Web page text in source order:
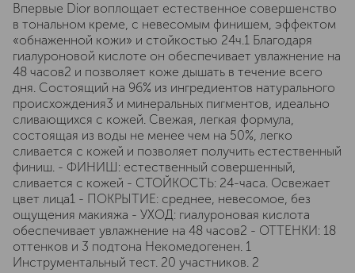
Впервые Dior воплощает естественное совершенство
в тональном креме, с невесомым финишем, эффектом
«обнаженной кожи» и стойкостью 24ч.1 Благодаря
гиалуроновой кислоте он обеспечивает увлажнение на
48 часов2 и позволяет коже дышать в течение всего
дня. Состоящий на 96% из ингредиентов натурального
происхождения3 и минеральных пигментов, идеально
сливающихся с кожей. Свежая, легкая формула,
состоящая из воды не менее чем на 50%, легко
сливается с кожей и позволяет получить естественный
финиш. - ФИНИШ: естественный совершенный,
сливается с кожей - СТОЙКОСТЬ: 24-часа. Освежает
цвет лица1 - ПОКРЫТИЕ: среднее, невесомое, без
ощущения макияжа - УХОД: гиалуроновая кислота
обеспечивает увлажнение на 48 часов2 - ОТТЕНКИ: 18
оттенков и 3 подтона Некомедогенен. 1
Инструментальный тест. 20 участников. 2